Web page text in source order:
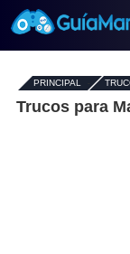
PRINCIPAL -
Trucos para